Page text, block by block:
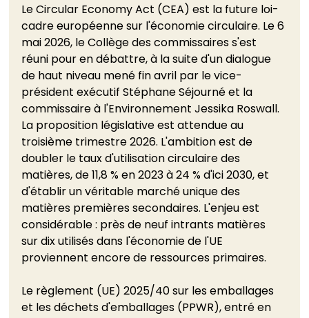
Le Circular Economy Act (CEA) est la future loi-
cadre européenne sur l'économie circulaire. Le 6
mai 2026, le Collège des commissaires s'est
réuni pour en débattre, à la suite d'un dialogue
de haut niveau mené fin avril par le vice-
président exécutif Stéphane Séjourné et la
commissaire à l'Environnement Jessika Roswall.
La proposition législative est attendue au
troisième trimestre 2026. L'ambition est de
doubler le taux d'utilisation circulaire des
matières, de 11,8 % en 2023 à 24 % d'ici 2030, et
d'établir un véritable marché unique des
matières premières secondaires. L'enjeu est
considérable : près de neuf intrants matières
sur dix utilisés dans l'économie de l'UE
proviennent encore de ressources primaires.
Le règlement (UE) 2025/40 sur les emballages
et les déchets d'emballages (PPWR), entré en